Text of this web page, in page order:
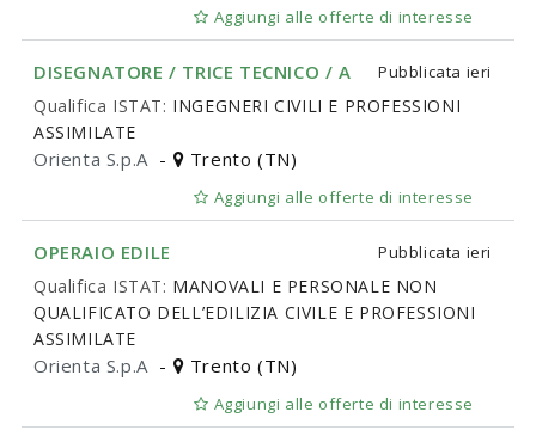
Aggiungi alle offerte di interesse
DISEGNATORE / TRICE TECNICO / A Pubblicata ieri
Qualifica ISTAT: INGEGNERI CIVILI E PROFESSIONI
ASSIMILATE
Orienta S.p.A - Trento (TN)
Aggiungi alle offerte di interesse
OPERAIO EDILE Pubblicata ieri
Qualifica ISTAT: MANOVALI E PERSONALE NON
QUALIFICATO DELL’EDILIZIA CIVILE E PROFESSIONI
ASSIMILATE
Orienta S.p.A - Trento (TN)
Aggiungi alle offerte di interesse